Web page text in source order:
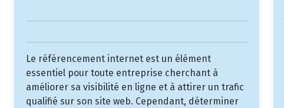
Le référencement internet est un élément
essentiel pour toute entreprise cherchant à
améliorer sa visibilité en ligne et à attirer un trafic
qualifié sur son site web. Cependant, déterminer